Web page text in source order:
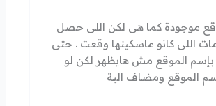
موجودة كما هى لكن اللى حصل
اللى كانو ماسكينها وقعت . حتى
بإسم الموقع مش هايظهر لكن لو
الموقع ومضاف الية